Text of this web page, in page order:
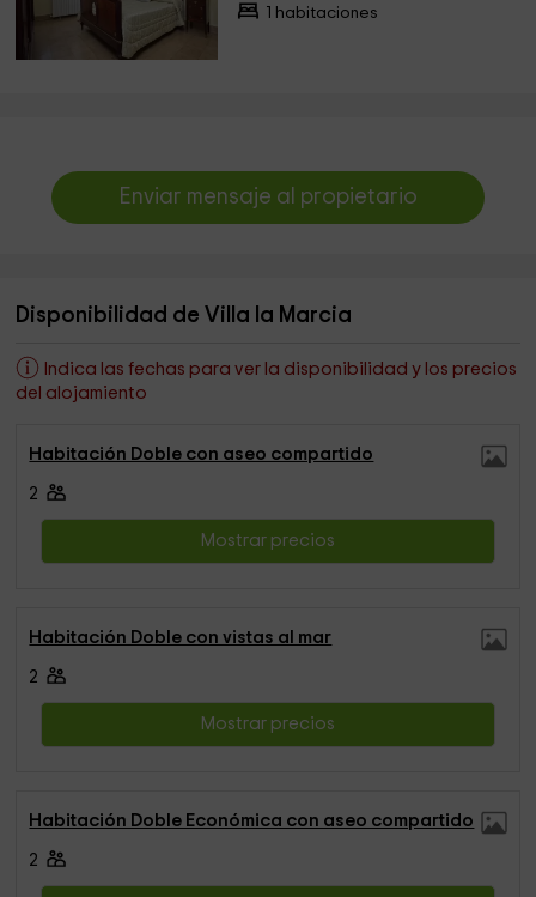
1 habitaciones
Enviar mensaje al propietario
Disponibilidad de Villa la Marcia
Indica las fechas para ver la disponibilidad y los precios
del alojamiento
Habitación Doble con aseo compartido
2
Mostrar precios
Habitación Doble con vistas al mar
2
Mostrar precios
Habitación Doble Económica con aseo compartido
2